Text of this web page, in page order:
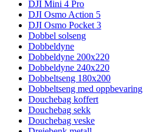
DJI Mini 4 Pro
DJI Osmo Action 5
DJI Osmo Pocket 3
Dobbel solseng
Dobbeldyne
Dobbeldyne 200x220
Dobbeldyne 240x220
Dobbeltseng 180x200
Dobbeltseng med oppbevaring
Douchebag koffert
Douchebag sekk
Douchebag veske